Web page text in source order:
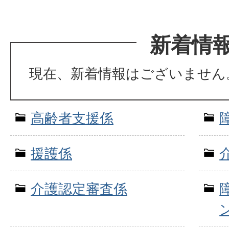
新着情
現在、新着情報はございません
高齢者支援係
援護係
介護認定審査係